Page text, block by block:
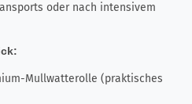
oder nach intensivem
Mullwatterolle (praktisches